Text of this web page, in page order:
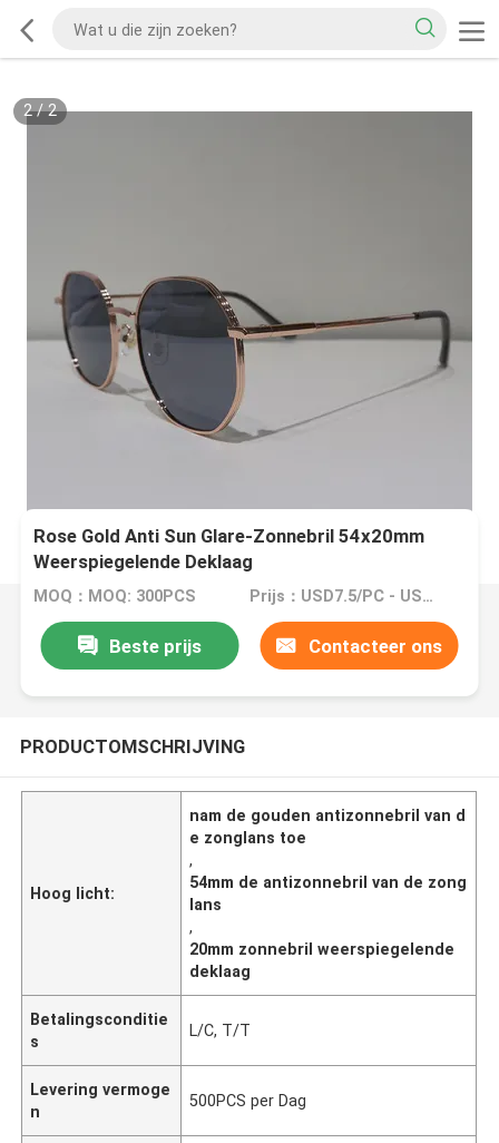
2/2
Rose Gold Anti Sun Glare-Zonnebril 54x20mm
Weerspiegelende Deklaag
MOQ：MOQ: 300PCS Prijs：USD7.5/PC - USD8/PC
Beste prijs Contacteer ons
PRODUCTOMSCHRIJVING
Hoog licht:
nam de gouden antizonnebril van d
e zonglans toe
,
54mm de antizonnebril van de zong
lans
,
20mm zonnebril weerspiegelende
deklaag
Betalingsconditie
s
L/C, T/T
Levering vermoge
n
500PCS per Dag